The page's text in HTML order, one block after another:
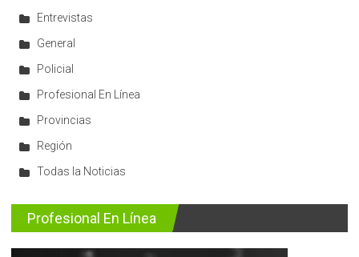
Entrevistas
General
Policial
Profesional En Línea
Provincias
Región
Todas la Noticias
Profesional En Línea